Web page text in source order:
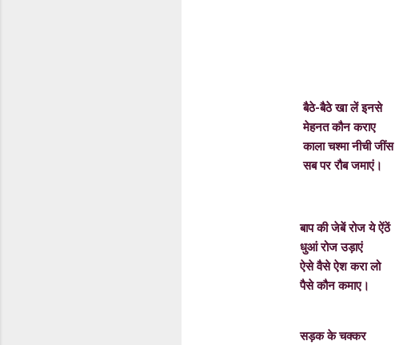
बैठे-बैठे खा लें इनसे
मेहनत कौन कराए
काला चश्मा नीची जींस
सब पर रौब जमाएं।
बाप की जेबें रोज ये ऐंठें
धुआं रोज उड़ाएं
ऐसे वैसे ऐश करा लो
पैसे कौन कमाए।
सड़क के चक्कर